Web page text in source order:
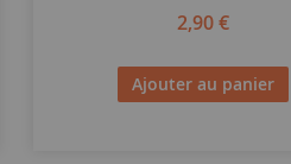
2,90 €
Ajouter au panier